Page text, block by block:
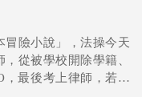
冒險小說」，法操今天
從被學校開除學籍、
，最後考上律師，若您